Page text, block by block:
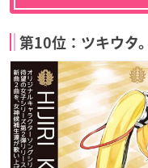
第10位：ツキウタ